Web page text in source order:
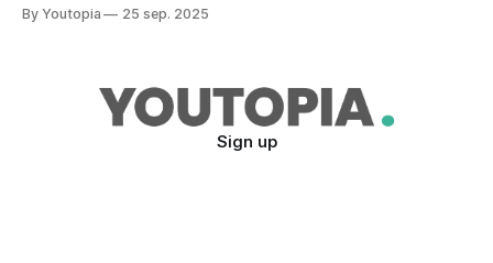
By Youtopia 25 sep. 2025
Sign up